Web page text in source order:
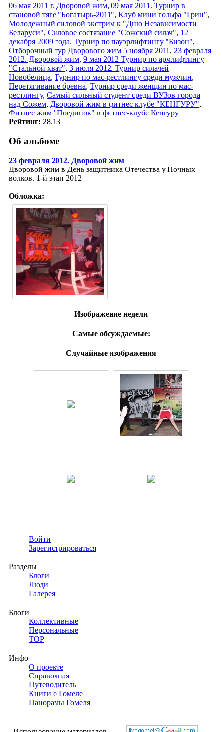
06 мая 2011 г. Дворовой жим, 09 мая 2011. Турнир в
становой тяге "Богатырь-2011", Клуб мини гольфа "Грин",
Молодежный силовой экстрим к "Дню Независимости
Беларуси", Силовое состязание "Сожский силач", 12
декабря 2009 года. Турнир по пауэрлифтингу "Бизон",
Отборочный тур Дворового жим 5 ноября 2011 , 23 февраля
2012. Дворовой жим, 9 мая 2012 Турнир по армлифтингу
"Стальной хват", 3 июля 2012. Турнир силачей
Новобелица, Турнир по мас-рестлингу среди мужчин,
Перетягивание бревна, Турнир среди женщин по мас-
рестлингу, Самый сильный студент среди ВУЗов города
над Сожем, Дворовой жим в фитнес клубе "КЕНГУРУ",
Фитнес жим "Поединок" в фитнес-клубе Кенгуру
Рейтинг: 28.13
Об альбоме
23 февраля 2012. Дворовой жим
Дворовой жим в День защитника Отечества у Ночных
волков. 1-й этап 2012
Обложка:
Изображение недели
Самые обсуждаемые:
Случайные изображения
Войти
Зарегистрироваться
Разделы
Блоги
Люди
Галерея
Блоги
Коллективные
Персональные
TOP
Инфо
О проекте
Справочная
Путеводитель
Книги о Гомеле
Панорамы Гомеля